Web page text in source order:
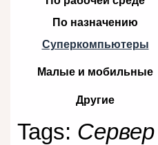
По назначению
Суперкомпьютеры
Малые и мобильные
Другие
Tags: